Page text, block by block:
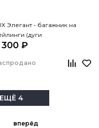
Элегант - багажник на
(дуги
черные, 1,3м)
300 ₽
4
вперёд